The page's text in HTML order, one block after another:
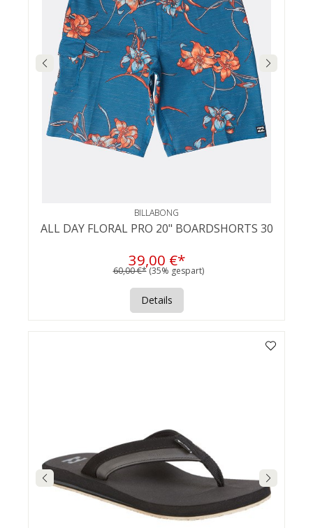
BILLABONG
ALL DAY FLORAL PRO 20" BOARDSHORTS 30
39,00 €*
60,00 €* (35% gespart)
Details